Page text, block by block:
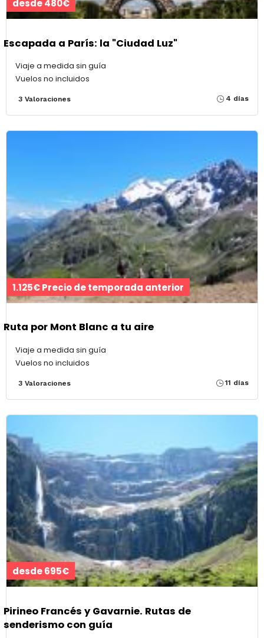
desde 480€
Escapada a París: la "Ciudad Luz"
Viaje a medida sin guía
Vuelos no incluidos
3 Valoraciones 4 días
1.125€ Precio de temporada anterior
Ruta por Mont Blanc a tu aire
Viaje a medida sin guía
Vuelos no incluidos
3 Valoraciones 11 días
desde 695€
Pirineo Francés y Gavarnie. Rutas de
senderismo con guía